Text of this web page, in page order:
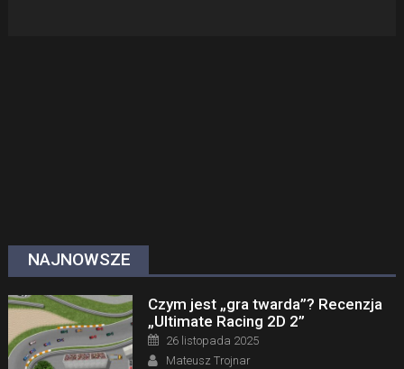
NAJNOWSZE
Czym jest „gra twarda”? Recenzja
„Ultimate Racing 2D 2”
Posted on
26 listopada 2025
Author
Mateusz Trojnar